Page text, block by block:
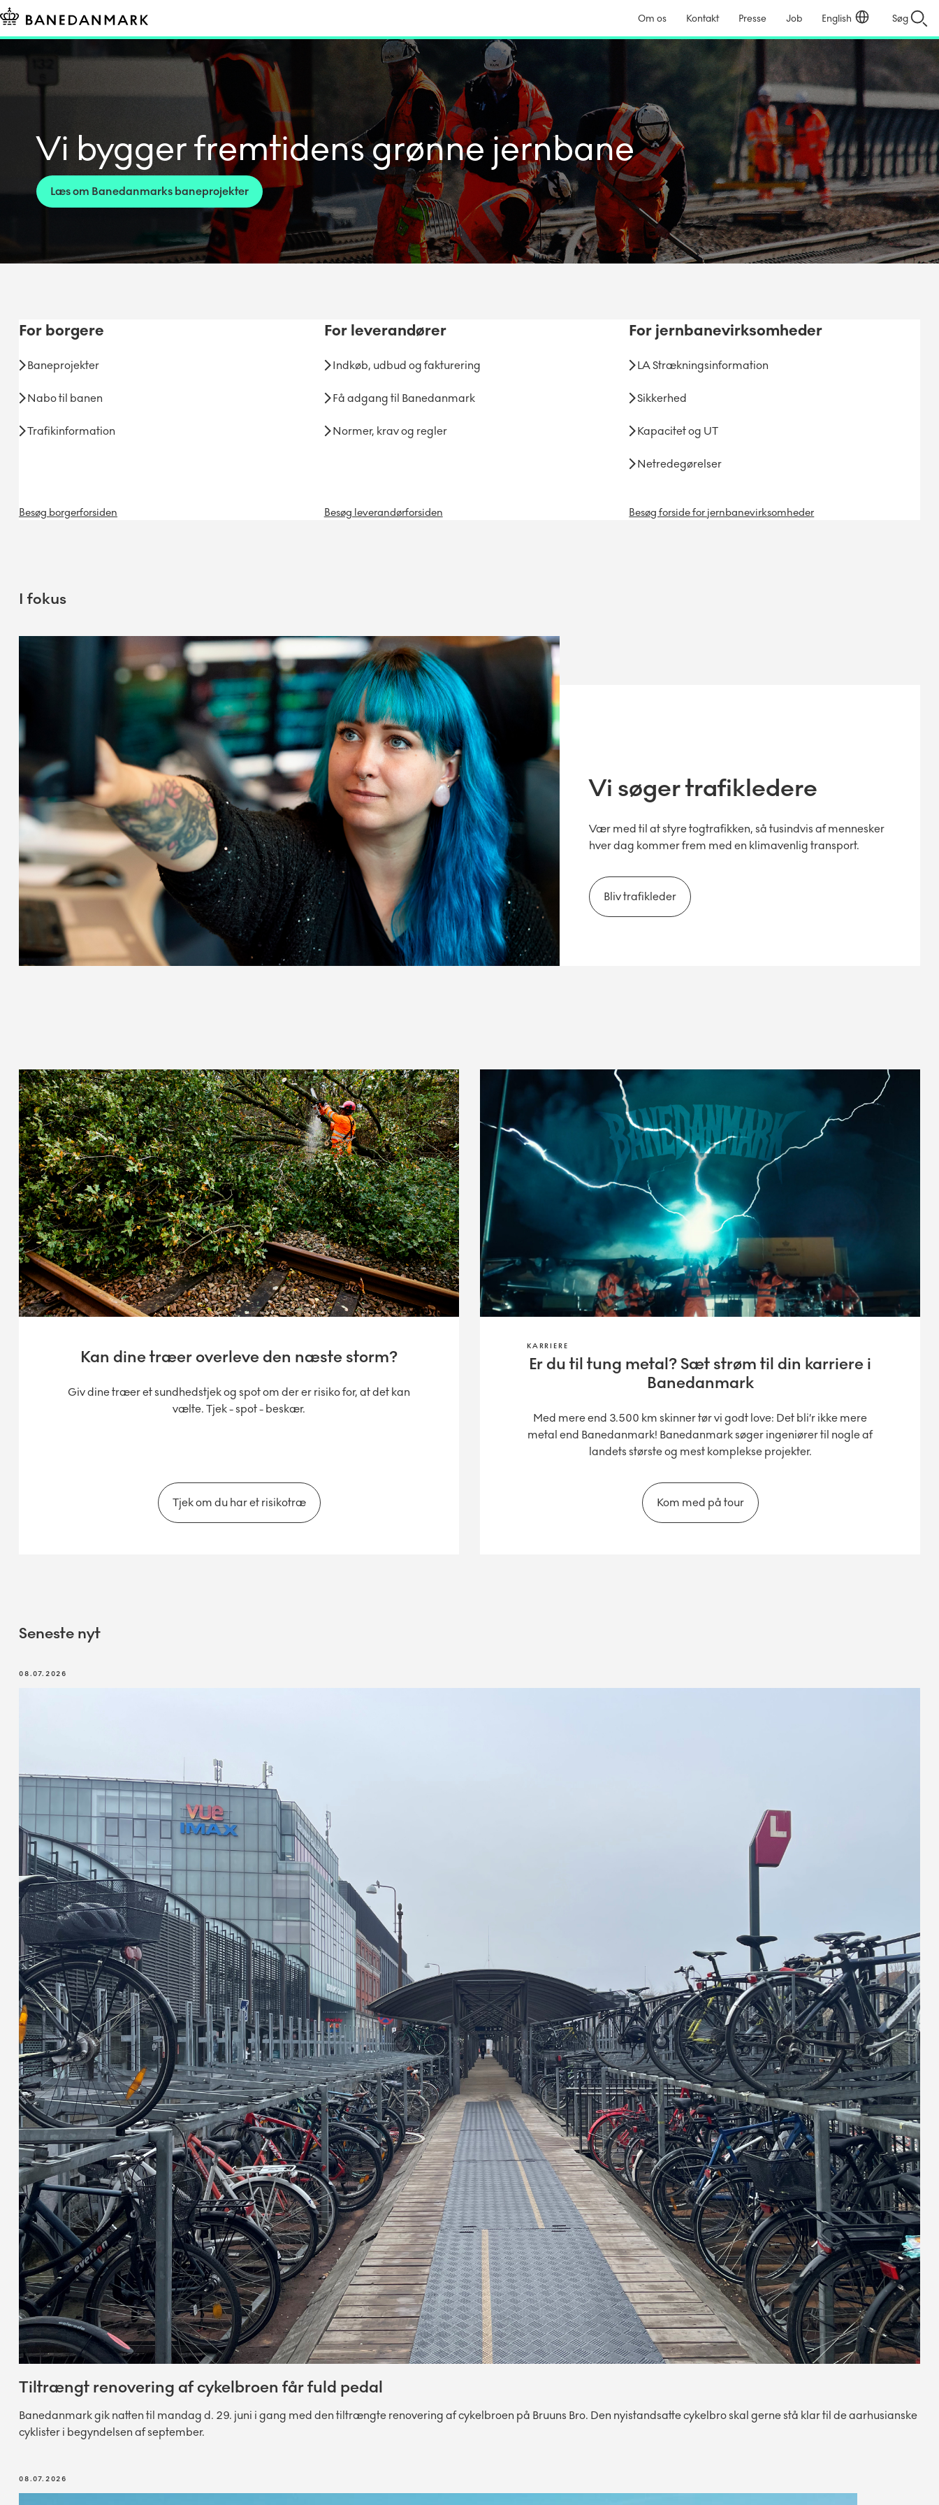
Om os Kontakt Presse Job English Søg
Vi bygger fremtidens grønne jernbane
For borgere
Baneprojekter
Nabo til banen
Trafikinformation
Besøg borgerforsiden
For leverandører
Indkøb, udbud og fakturering
Få adgang til Banedanmark
Normer, krav og regler
Besøg leverandørforsiden
For jernbanevirksomheder
LA Strækningsinformation
Sikkerhed
Kapacitet og UT
Netredegørelser
Besøg forside for jernbanevirksomheder
I fokus
Vi søger trafikledere
Vær med til at styre togtrafikken, så tusindvis af mennesker
hver dag kommer frem med en klimavenlig transport.
Bliv trafikleder
Kan dine træer overleve den næste storm?
Giv dine træer et sundhedstjek og spot om der er risiko for, at det kan
vælte. Tjek - spot - beskær.
Tjek om du har et risikotræ
KARRIERE
Er du til tung metal? Sæt strøm til din karriere i
Banedanmark
Med mere end 3.500 km skinner tør vi godt love: Det bli’r ikke mere
metal end Banedanmark! Banedanmark søger ingeniører til nogle af
landets største og mest komplekse projekter.
Kom med på tour
Seneste nyt
08.07.2026
Tiltrængt renovering af cykelbroen får fuld pedal
Banedanmark gik natten til mandag d. 29. juni i gang med den tiltrængte renovering af cykelbroen på Bruuns Bro. Den nyistandsatte cykelbro skal gerne stå klar til de aarhusianske
cyklister i begyndelsen af september.
08.07.2026